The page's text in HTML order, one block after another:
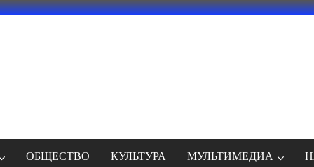
ОБЩЕСТВО КУЛЬТУРА МУЛЬТИМЕДИА